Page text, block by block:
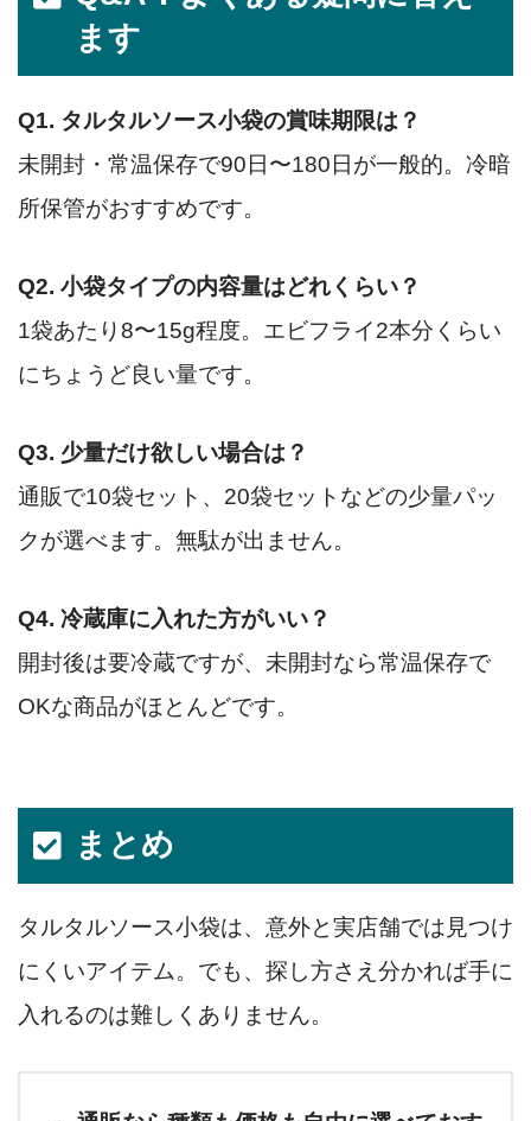
ます
Q1. タルタルソース小袋の賞味期限は？
未開封・常温保存で90日〜180日が一般的。冷暗
所保管がおすすめです。
Q2. 小袋タイプの内容量はどれくらい？
1袋あたり8〜15g程度。エビフライ2本分くらい
にちょうど良い量です。
Q3. 少量だけ欲しい場合は？
通販で10袋セット、20袋セットなどの少量パッ
クが選べます。無駄が出ません。
Q4. 冷蔵庫に入れた方がいい？
開封後は要冷蔵ですが、未開封なら常温保存で
OKな商品がほとんどです。
まとめ
タルタルソース小袋は、意外と実店舗では見つけ
にくいアイテム。でも、探し方さえ分かれば手に
入れるのは難しくありません。